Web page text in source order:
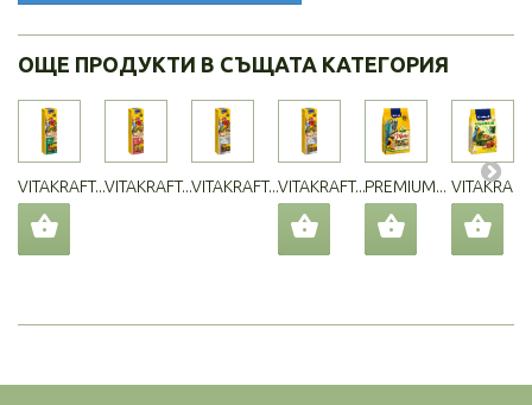
ОЩЕ ПРОДУКТИ В СЪЩАТА КАТЕГОРИЯ
VITAKRAFT...VITAKRAFT...VITAKRAFT...VITAKRAFT...PREMIUM...